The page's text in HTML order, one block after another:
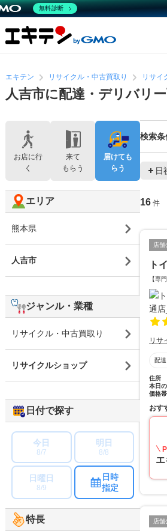
エキテン リサイクル・中古買取り リサイ
人吉市に配達・デリバリ
検索条
日
16 件
店舗
ト
【専
リサ
配
住所
本日
価格帯
おす
店舗
お店に行
く
来て
もらう
届けても
らう
エリア
熊本県
人吉市
ジャンル・業種
リサイクル・中古買取り
リサイクルショップ
日付で探す
今日
8/7
明日
8/8
日曜日
8/9
日時
指定
特長
無料診断